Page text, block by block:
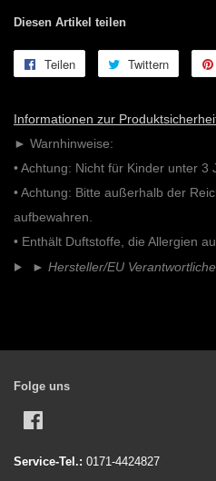
Diesen Artikel teilen
Teilen
teilen
Twittern
twittern
Informationen zur
► Warnhinweise:
• Achtung: Nicht für Kinder unter 3
• Achtung: Bitte außerhalb der
aufbewahren.
• Enthält Duftstoffe, die Allergien
► Hersteller/EU
Folge uns
Service-Tel.: 0171-4424827